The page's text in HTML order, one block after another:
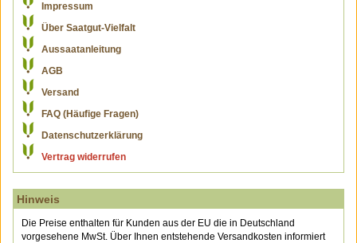
Impressum
Über Saatgut-Vielfalt
Aussaatanleitung
AGB
Versand
FAQ (Häufige Fragen)
Datenschutzerklärung
Vertrag widerrufen
Hinweis
Die Preise enthalten für Kunden aus der EU die in Deutschland
vorgesehene MwSt. Über Ihnen entstehende Versandkosten informiert